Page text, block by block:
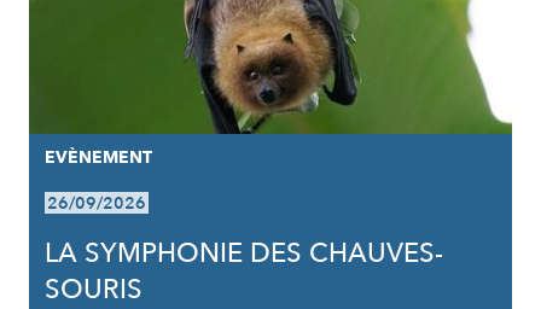
EVÈNEMENT
26/09/2026
LA SYMPHONIE DES CHAUVES-
SOURIS